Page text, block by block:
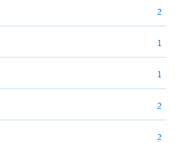
2
1
1
2
2